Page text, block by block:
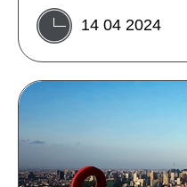
14 04 2024